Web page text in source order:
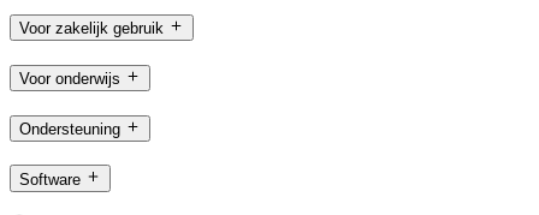
Voor zakelijk gebruik
Voor onderwijs
Ondersteuning
Software